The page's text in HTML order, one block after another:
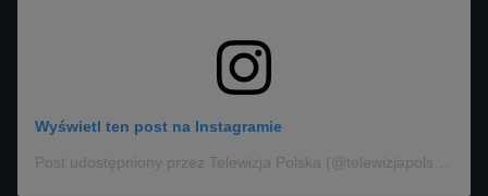
Wyświetl ten post na Instagramie